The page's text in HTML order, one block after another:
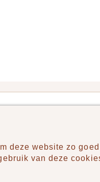
deze website zo
van deze